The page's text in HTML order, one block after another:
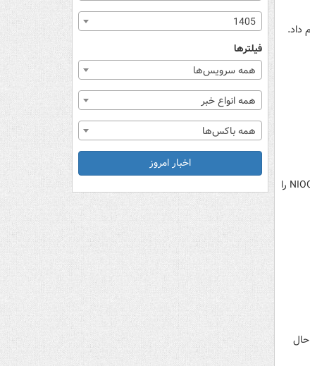
داد.
دادگاه استیناف انگلستان با رد اعتراض شرکت ملی نفت ایران، حکم قبلی دادگاه لندن درباره مصادره ساختمان NIOC House را
حال
1405
فیلترها
همه سرویس‌ها
همه انواع خبر
همه باکس‌ها
اخبار امروز